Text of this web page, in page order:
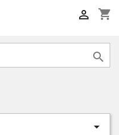
shopping_cart


